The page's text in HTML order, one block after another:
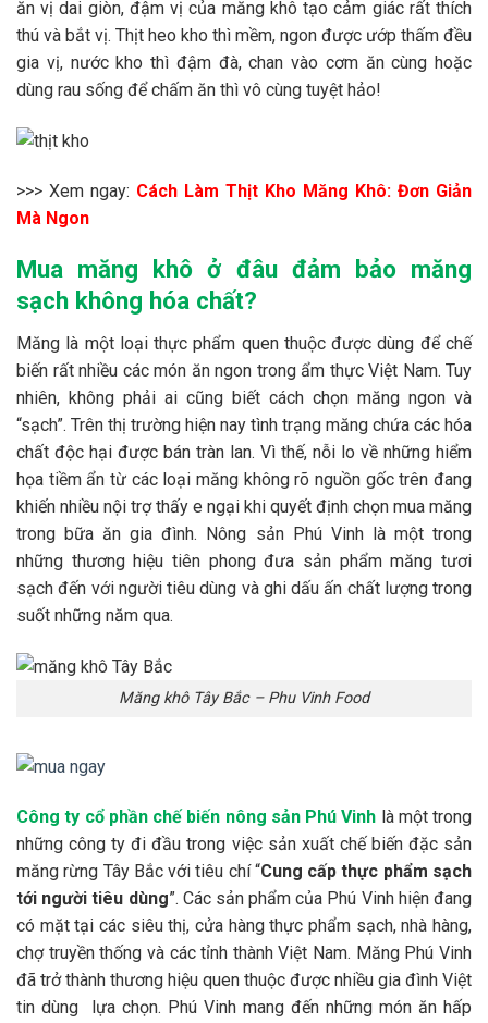
ăn vị dai giòn, đậm vị của măng khô tạo cảm giác rất thích
thú và bắt vị. Thịt heo kho thì mềm, ngon được ướp thấm đều
gia vị, nước kho thì đậm đà, chan vào cơm ăn cùng hoặc
dùng rau sống để chấm ăn thì vô cùng tuyệt hảo!
>>> Xem ngay: Cách Làm Thịt Kho Măng Khô: Đơn Giản
Mà Ngon
Mua măng khô ở đâu đảm bảo măng
sạch không hóa chất?
Măng là một loại thực phẩm quen thuộc được dùng để chế
biến rất nhiều các món ăn ngon trong ẩm thực Việt Nam. Tuy
nhiên, không phải ai cũng biết cách chọn măng ngon và
“sạch”. Trên thị trường hiện nay tình trạng măng chứa các hóa
chất độc hại được bán tràn lan. Vì thế, nỗi lo về những hiểm
họa tiềm ẩn từ các loại măng không rõ nguồn gốc trên đang
khiến nhiều nội trợ thấy e ngại khi quyết định chọn mua măng
trong bữa ăn gia đình. Nông sản Phú Vinh là một trong
những thương hiệu tiên phong đưa sản phẩm măng tươi
sạch đến với người tiêu dùng và ghi dấu ấn chất lượng trong
suốt những năm qua.
Măng khô Tây Bắc – Phu Vinh Food
Công ty cổ phần chế biến nông sản Phú Vinh là một trong
những công ty đi đầu trong việc sản xuất chế biến đặc sản
măng rừng Tây Bắc với tiêu chí “Cung cấp thực phẩm sạch
tới người tiêu dùng”. Các sản phẩm của Phú Vinh hiện đang
có mặt tại các siêu thị, cửa hàng thực phẩm sạch, nhà hàng,
chợ truyền thống và các tỉnh thành Việt Nam. Măng Phú Vinh
đã trở thành thương hiệu quen thuộc được nhiều gia đình Việt
tin dùng lựa chọn. Phú Vinh mang đến những món ăn hấp